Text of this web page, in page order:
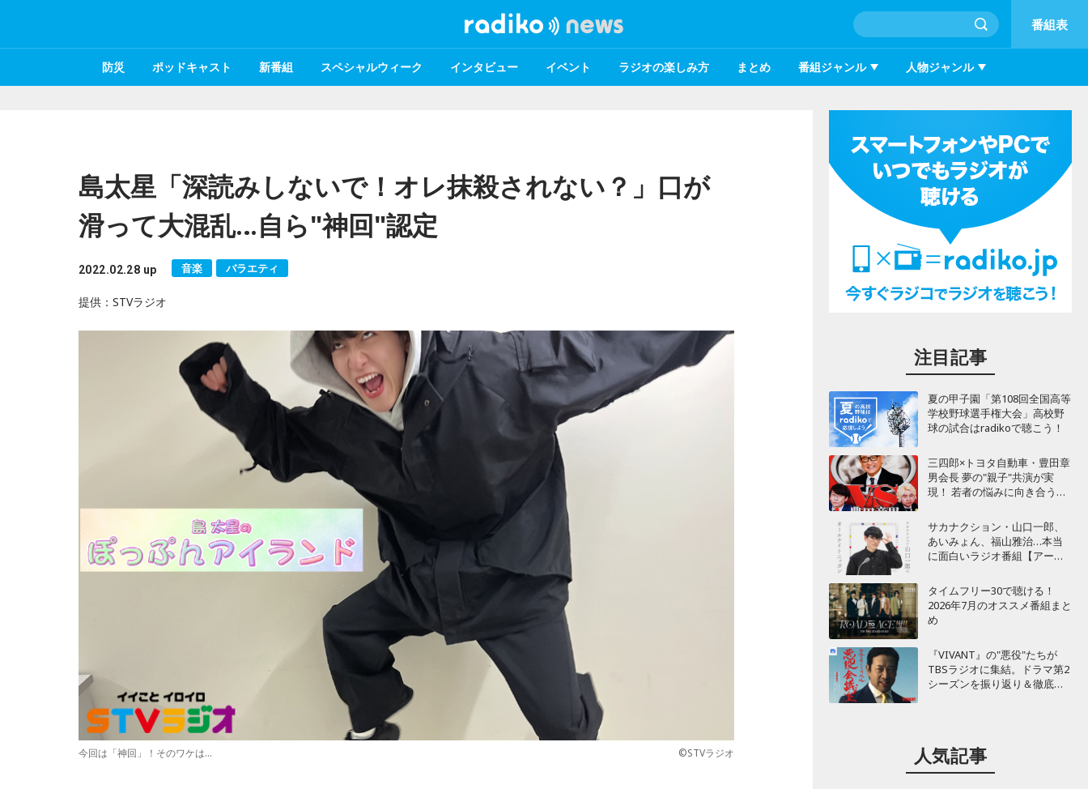
番組表
防災 ポッドキャスト 新番組 スペシャルウィーク インタビュー イベント ラジオの楽しみ方 まとめ 番組ジャンル 人物ジャンル
島太星「深読みしないで！オレ抹殺されない？」口が
滑って大混乱…自ら"神回"認定
2022.02.28 up 音楽 バラエティ
提供：STVラジオ
今回は「神回」！そのワケは… ©STVラジオ
注目記事
夏の甲子園「第108回全国高等
学校野球選手権大会」高校野
球の試合はradikoで聴こう！
三四郎×トヨタ自動車・豊田章
男会長 夢の"親子"共演が実
現！ 若者の悩みに向き合うポ
サカナクション・山口一郎、
あいみょん、福山雅治…本当
に面白いラジオ番組【アーテ
タイムフリー30で聴ける！
2026年7月のオススメ番組まと
め
『VIVANT』の"悪役"たちが
TBSラジオに集結。ドラマ第2
シーズンを振り返り＆徹底考
人気記事